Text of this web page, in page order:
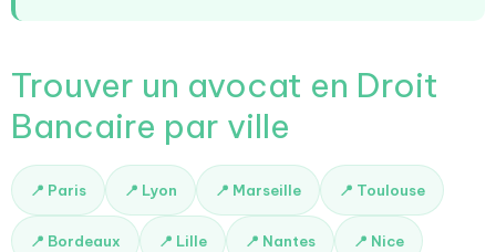
Trouver un avocat en Droit
Bancaire par ville
📍 Paris 📍 Lyon 📍 Marseille 📍 Toulouse
📍 Bordeaux 📍 Lille 📍 Nantes 📍 Nice